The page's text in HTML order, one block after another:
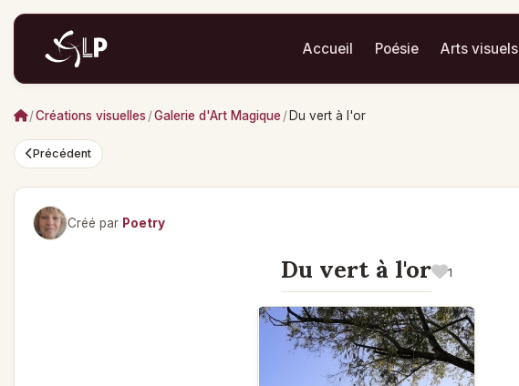
Accueil Poésie Arts visuels
/Créations visuelles /Galerie d'Art Magique/ Du vert à l'or
Précédent
Créé par Poetry
Du vert à l'or 1